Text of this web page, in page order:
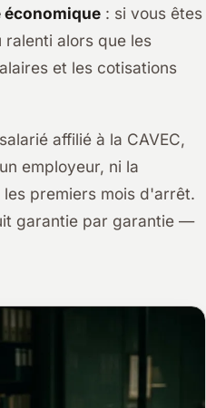
économique : si vous êtes
alors que les
et les cotisations
affilié à la CAVEC,
employeur, ni la
premiers mois d'arrêt.
garantie par garantie —